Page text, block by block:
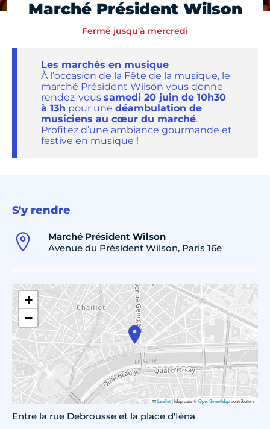
Marché Président Wilson
Fermé jusqu'à mercredi
Les marchés en musique
À l’occasion de la Fête de la musique, le
marché Président Wilson vous donne
rendez-vous samedi 20 juin de 10h30
à 13h pour une déambulation de
musiciens au cœur du marché.
Profitez d’une ambiance gourmande et
festive en musique !
S'y rendre
Marché Président Wilson
Avenue du Président Wilson, Paris 16e
+
−
Leaflet|Map data ©OpenStreetMapcontributors
Entre la rue Debrousse et la place d'Iéna